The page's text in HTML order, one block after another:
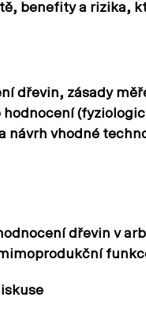
benefity a rizika,
dřevin, zásady
návrh vhodné
dřevin v